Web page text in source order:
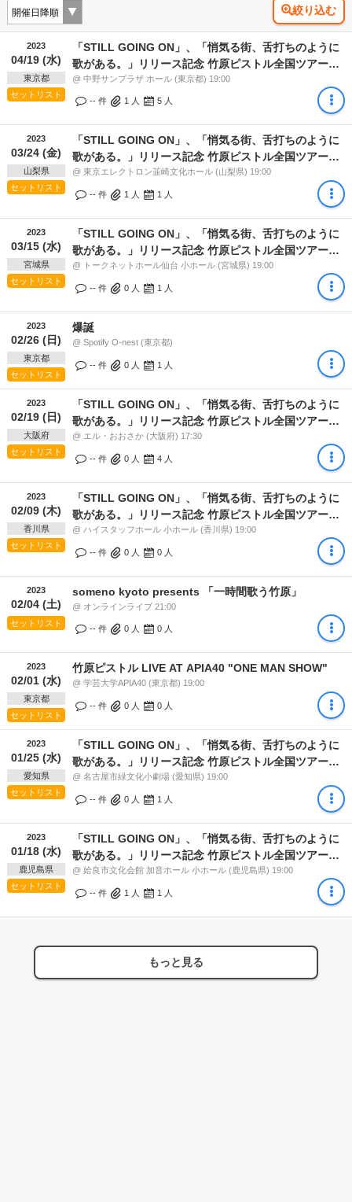
絞り込む
2023
04/19 (水)
東京都
セットリスト
「STILL GOING ON」、「悄気る街、舌打ちのように
歌がある。」リリース記念 竹原ピストル全国ツアー2
周目
@ 中野サンプラザ ホール (東京都) 19:00
-- 件 1 人 5 人
2023
03/24 (金)
山梨県
セットリスト
「STILL GOING ON」、「悄気る街、舌打ちのように
歌がある。」リリース記念 竹原ピストル全国ツアー2
周目
@ 東京エレクトロン韮崎文化ホール (山梨県) 19:00
-- 件 1 人 1 人
2023
03/15 (水)
宮城県
セットリスト
「STILL GOING ON」、「悄気る街、舌打ちのように
歌がある。」リリース記念 竹原ピストル全国ツアー2
周目
@ トークネットホール仙台 小ホール (宮城県) 19:00
-- 件 0 人 1 人
2023
02/26 (日)
東京都
セットリスト
爆誕
@ Spotify O-nest (東京都)
-- 件 0 人 1 人
2023
02/19 (日)
大阪府
セットリスト
「STILL GOING ON」、「悄気る街、舌打ちのように
歌がある。」リリース記念 竹原ピストル全国ツアー2
周目
@ エル・おおさか (大阪府) 17:30
-- 件 0 人 4 人
2023
02/09 (木)
香川県
セットリスト
「STILL GOING ON」、「悄気る街、舌打ちのように
歌がある。」リリース記念 竹原ピストル全国ツアー2
周目
@ ハイスタッフホール 小ホール (香川県) 19:00
-- 件 0 人 0 人
2023
02/04 (土)
セットリスト
someno kyoto presents 「一時間歌う竹原」
@ オンラインライブ 21:00
-- 件 0 人 0 人
2023
02/01 (水)
東京都
セットリスト
竹原ピストル LIVE AT APIA40 "ONE MAN SHOW"
@ 学芸大学APIA40 (東京都) 19:00
-- 件 0 人 0 人
2023
01/25 (水)
愛知県
セットリスト
「STILL GOING ON」、「悄気る街、舌打ちのように
歌がある。」リリース記念 竹原ピストル全国ツアー2
周目
@ 名古屋市緑文化小劇場 (愛知県) 19:00
-- 件 0 人 1 人
2023
01/18 (水)
鹿児島県
セットリスト
「STILL GOING ON」、「悄気る街、舌打ちのように
歌がある。」リリース記念 竹原ピストル全国ツアー2
周目
@ 姶良市文化会館 加音ホール 小ホール (鹿児島県) 19:00
-- 件 1 人 1 人
もっと見る